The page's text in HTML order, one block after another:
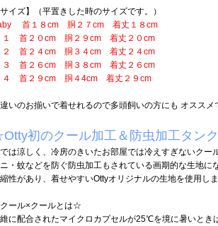
サイズ】（平置きした時のサイズです。）
首１８cm 胴２７cm 着丈１８cm
首２０cm 胴２９cm 着丈２０cm
首２４cm 胴３４cm 着丈２４cm
首２６cm 胴３８cm 着丈２６cm
首２９cm 胴４4cm 着丈２９cm
いのお揃いで着せれるので多頭飼いの方にも オスス
初のクール加工＆防虫加工タン
は涼しく、冷房のきいたお部屋では冷えすぎないクー
・蚊などを防ぐ防虫加工もされている画期的な生地に
性があり、着せやすいOttyオリジナルの生地を使用し
ール×クールとは☆
に配合されたマイクロカプセルが25℃を境に暑いとき